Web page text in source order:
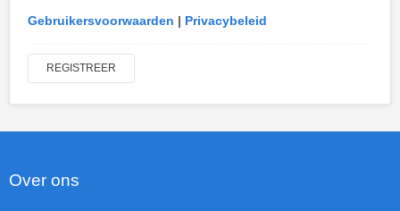
Gebruikersvoorwaarden | Privacybeleid
REGISTREER
Over ons